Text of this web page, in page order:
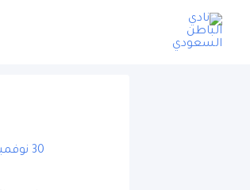
تخطي
30 نوفمبر، 2022